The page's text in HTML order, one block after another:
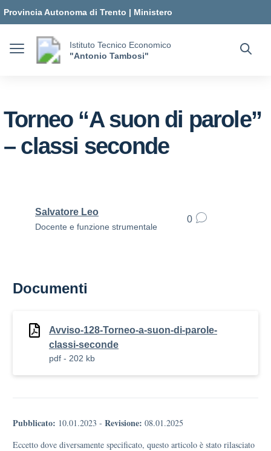
Provincia Autonoma di Trento | Ministero
dell'Istruzione e del Merito
Istituto Tecnico Economico
"Antonio Tambosi"
Torneo “A suon di parole”
– classi seconde
Salvatore Leo
Docente e funzione strumentale
0
Documenti
Avviso-128-Torneo-a-suon-di-parole-
classi-seconde
pdf - 202 kb
Pubblicato: 10.01.2023 - Revisione: 08.01.2025
Eccetto dove diversamente specificato, questo articolo è stato rilasciato